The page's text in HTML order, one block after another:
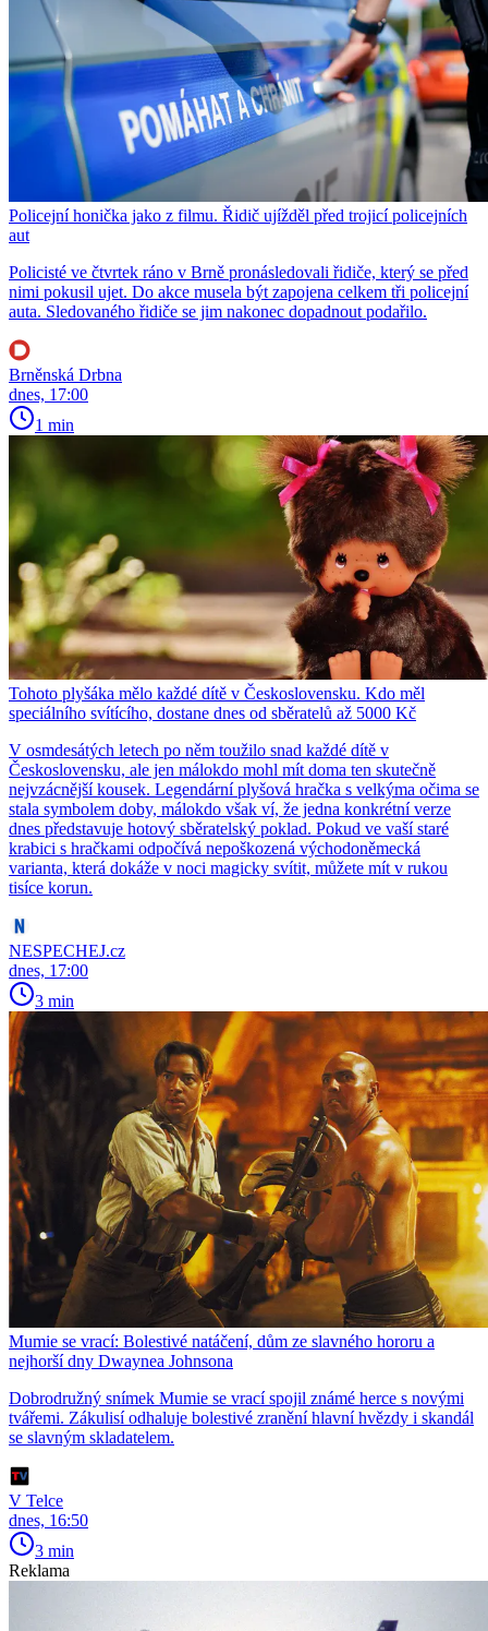
Policejní honička jako z filmu. Řidič ujížděl před trojicí policejních
aut
Policisté ve čtvrtek ráno v Brně pronásledovali řidiče, který se před
nimi pokusil ujet. Do akce musela být zapojena celkem tři policejní
auta. Sledovaného řidiče se jim nakonec dopadnout podařilo.
Brněnská Drbna
dnes, 17:00
1 min
Tohoto plyšáka mělo každé dítě v Československu. Kdo měl
speciálního svítícího, dostane dnes od sběratelů až 5000 Kč
V osmdesátých letech po něm toužilo snad každé dítě v
Československu, ale jen málokdo mohl mít doma ten skutečně
nejvzácnější kousek. Legendární plyšová hračka s velkýma očima se
stala symbolem doby, málokdo však ví, že jedna konkrétní verze
dnes představuje hotový sběratelský poklad. Pokud ve vaší staré
krabici s hračkami odpočívá nepoškozená východoněmecká
varianta, která dokáže v noci magicky svítit, můžete mít v rukou
tisíce korun.
NESPECHEJ.cz
dnes, 17:00
3 min
Mumie se vrací: Bolestivé natáčení, dům ze slavného hororu a
nejhorší dny Dwaynea Johnsona
Dobrodružný snímek Mumie se vrací spojil známé herce s novými
tvářemi. Zákulisí odhaluje bolestivé zranění hlavní hvězdy i skandál
se slavným skladatelem.
V Telce
dnes, 16:50
3 min
Reklama